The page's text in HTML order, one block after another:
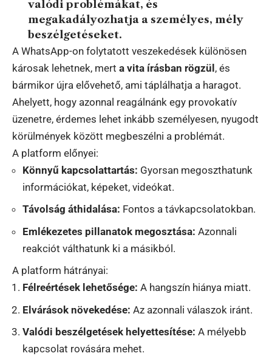
valódi problémákat, és
megakadályozhatja a személyes, mély
beszélgetéseket.
A WhatsApp-on folytatott veszekedések különösen
károsak lehetnek, mert a vita írásban rögzül, és
bármikor újra elővehető, ami táplálhatja a haragot.
Ahelyett, hogy azonnal reagálnánk egy provokatív
üzenetre, érdemes lehet inkább személyesen, nyugodt
körülmények között megbeszélni a problémát.
A platform előnyei:
Könnyű kapcsolattartás: Gyorsan megoszthatunk
információkat, képeket, videókat.
Távolság áthidalása: Fontos a távkapcsolatokban.
Emlékezetes pillanatok megosztása: Azonnali
reakciót válthatunk ki a másikból.
A platform hátrányai:
Félreértések lehetősége: A hangszín hiánya miatt.
Elvárások növekedése: Az azonnali válaszok iránt.
Valódi beszélgetések helyettesítése: A mélyebb
kapcsolat rovására mehet.